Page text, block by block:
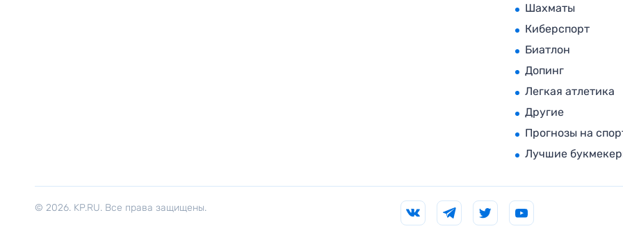
Шахматы
Киберспорт
Биатлон
Допинг
Легкая атлетика
Другие
Прогнозы на
Лучшие
© 2026. KP.RU. Все права защищены.